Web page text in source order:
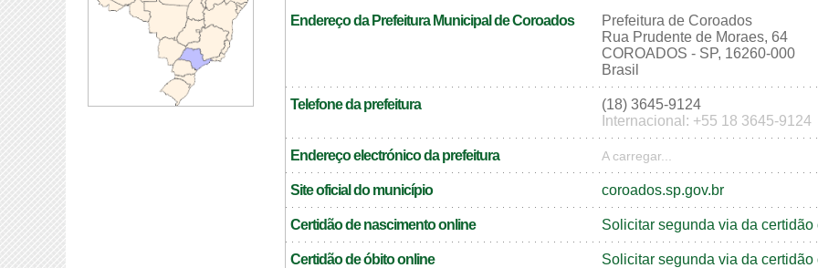
Endereço da Prefeitura Municipal de Coroados
Prefeitura de Coroados
Rua Prudente de Moraes, 64
COROADOS - SP, 16260-000
Brasil
Telefone da prefeitura
(18) 3645-9124
Internacional: +55 18 3645-9124
Endereço electrónico da prefeitura A carregar...
Site oficial do município coroados.sp.gov.br
Certidão de nascimento online Solicitar segunda via da
Certidão de óbito online Solicitar segunda via da